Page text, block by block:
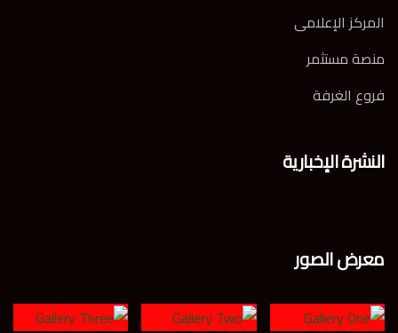
المركز الإعلامى
منصة مستثمر
فروع الغرفة
النشرة الإخبارية
معرض الصور